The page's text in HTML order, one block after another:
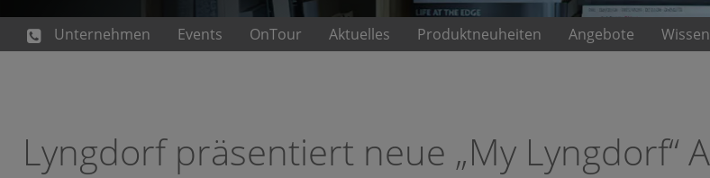
Unternehmen Events OnTour Aktuelles Produktneuheiten Angebote Wissen
Lyngdorf präsentiert neue „My Lyngdorf“